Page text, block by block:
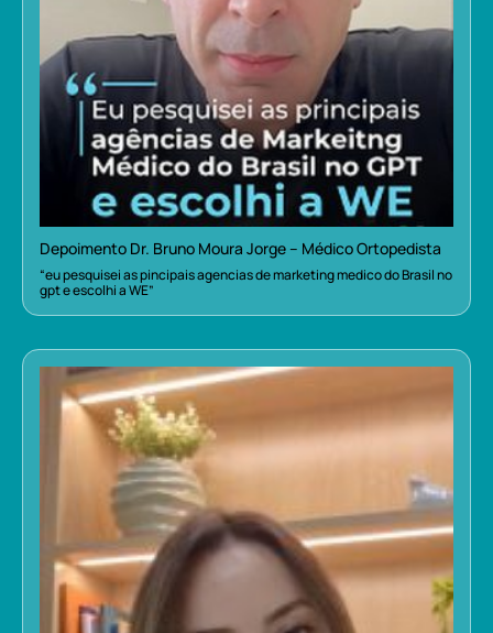
Depoimento Dr. Bruno Moura Jorge – Médico Ortopedista
“eu pesquisei as pincipais agencias de marketing medico do Brasil no
gpt e escolhi a WE”